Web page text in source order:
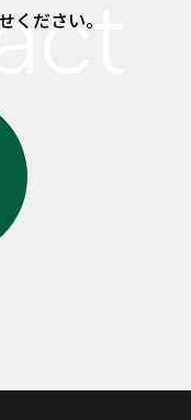
ください。